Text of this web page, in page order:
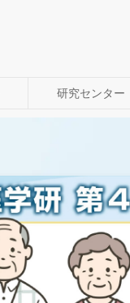
研究センター